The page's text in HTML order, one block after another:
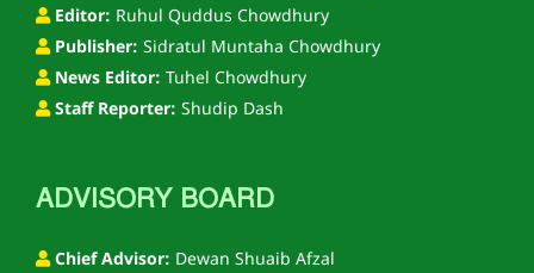
Editor: Ruhul Quddus Chowdhury
Publisher: Sidratul Muntaha Chowdhury
News Editor: Tuhel Chowdhury
Staff Reporter: Shudip Dash
ADVISORY BOARD
Chief Advisor: Dewan Shuaib Afzal